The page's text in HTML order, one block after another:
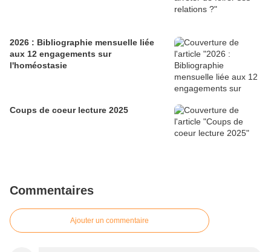
2026 : Bibliographie mensuelle liée
aux 12 engagements sur
l'homéostasie
Coups de coeur lecture 2025
Commentaires
Ajouter un commentaire